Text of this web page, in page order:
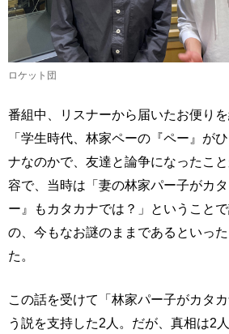
ロケット団
番組中、リスナーから届いたお便り
「学生時代、林家ペーの『ペー』が
ナなのかで、友達と論争になったこ
容で、当時は「妻の林家パー子がカ
ー』もカタカナでは？」ということ
の、今もなお謎のままであるといっ
た。
この話を受けて「林家パー子がカタ
う説を支持した2人。だが、真相は2